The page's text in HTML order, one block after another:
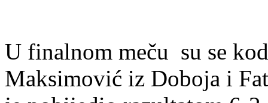
U finalnom meču su se
Maksimović iz Doboja i